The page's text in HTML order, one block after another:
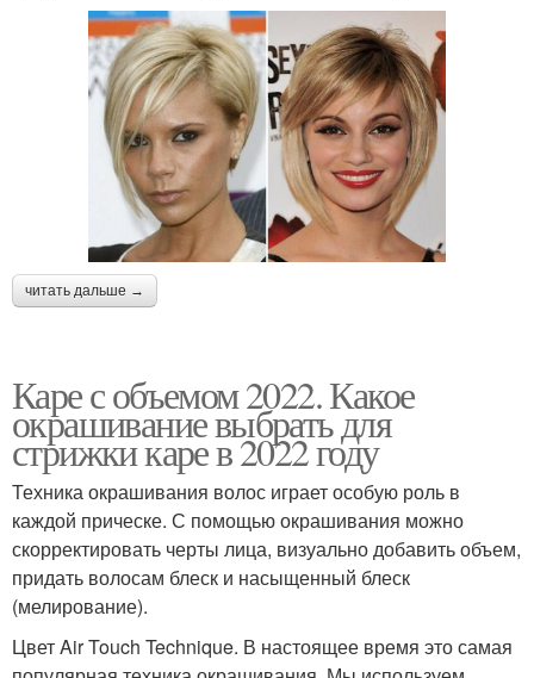
читать дальше →
Каре с объемом 2022. Какое
окрашивание выбрать для
стрижки каре в 2022 году
Техника окрашивания волос играет особую роль в
каждой прическе. С помощью окрашивания можно
скорректировать черты лица, визуально добавить объем,
придать волосам блеск и насыщенный блеск
(мелирование).
Цвет Air Touch Technique. В настоящее время это самая